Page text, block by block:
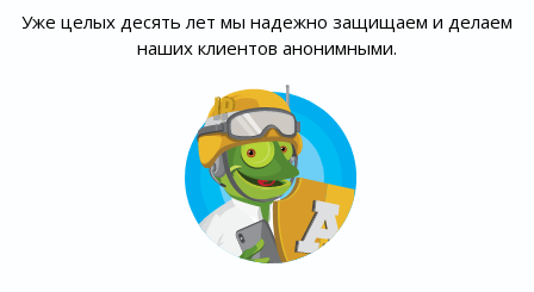
Уже целых десять лет мы надежно защищаем и делаем
наших клиентов анонимными.